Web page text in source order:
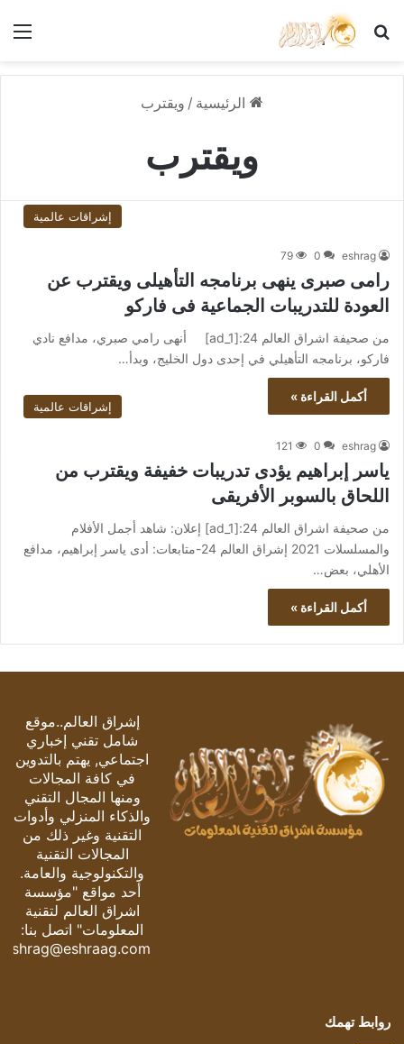
بحث عن
الرئيسية / ويقترب
ويقترب
إشراقات عالمية
eshrag
0
79
رامى صبرى ينهى برنامجه التأهيلى ويقترب عن
العودة للتدريبات الجماعية فى فاركو
من صحيفة اشراق العالم 24:[ad_1] أنهى رامي صبري، مدافع نادي
فاركو، برنامجه التأهيلي في إحدى دول الخليج، وبدأ…
أكمل القراءة »
إشراقات عالمية
eshrag
0
121
ياسر إبراهيم يؤدى تدريبات خفيفة ويقترب من
اللحاق بالسوبر الأفريقى
من صحيفة اشراق العالم 24:[ad_1] إعلان: شاهد أجمل الأفلام
والمسلسلات 2021 إشراق العالم 24-متابعات: أدى ياسر إبراهيم، مدافع
الأهلي، بعض…
أكمل القراءة »
إشراق العالم..موقع
شامل تقني إخباري
اجتماعي, يهتم بالتدوين
في كافة المجالات
ومنها المجال التقني
والذكاء المنزلي وأدوات
التقنية وغير ذلك من
المجالات التقنية
والتكنولوجية والعامة.
أحد مواقع "مؤسسة
اشراق العالم لتقنية
المعلومات" اتصل بنا:
eshrag@eshraag.com
روابط تهمك